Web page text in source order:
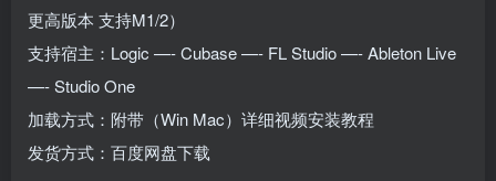
更高版本 支持M1/2）
支持宿主：Logic —- Cubase —- FL Studio —- Ableton Live
—- Studio One
加载方式：附带（Win Mac）详细视频安装教程
发货方式：百度网盘下载